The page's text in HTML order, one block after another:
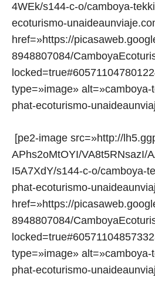
4WEk/s144-c-o/camboya-
ecoturismo-
href=»https://
8948807084/
type=»image»
phat-ecoturismo-
[pe2-image src=»http://
APhs2oMtOYI/VA8t5RNsazI/
I5A7XdY/s144-c-o/camboya-
phat-ecoturismo-
href=»https://
8948807084/
type=»image»
phat-ecoturismo-